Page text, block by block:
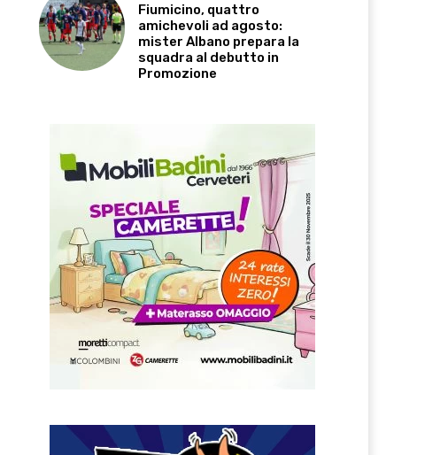
Fiumicino, quattro
amichevoli ad agosto:
mister Albano prepara la
squadra al debutto in
Promozione